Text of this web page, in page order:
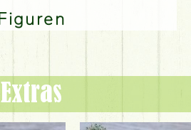
Figuren
Extras